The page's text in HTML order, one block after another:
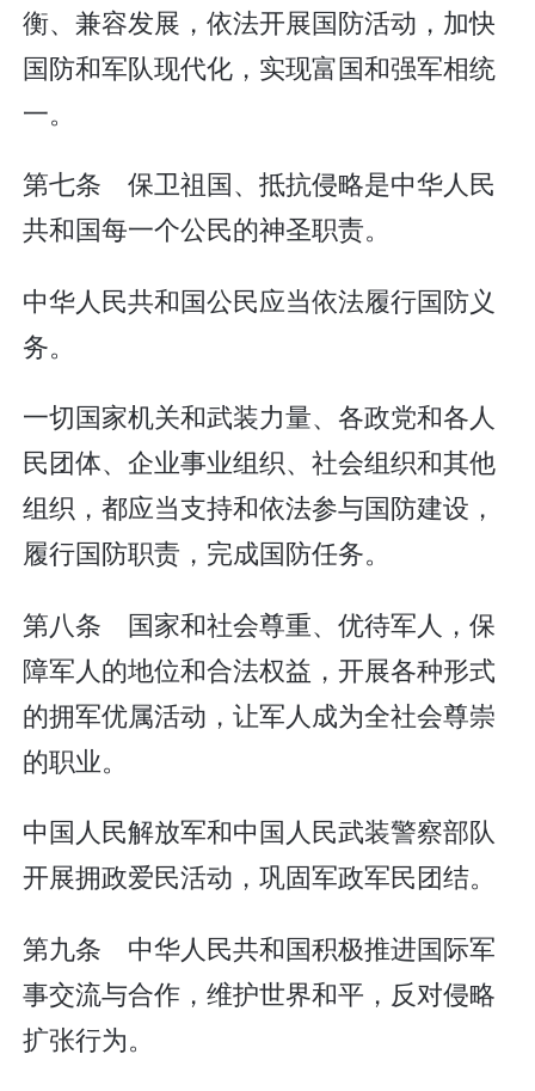
衡、兼容发展，依法开展国防活动，加快
国防和军队现代化，实现富国和强军相统
一。
第七条 保卫祖国、抵抗侵略是中华人民
共和国每一个公民的神圣职责。
中华人民共和国公民应当依法履行国防义
务。
一切国家机关和武装力量、各政党和各人
民团体、企业事业组织、社会组织和其他
组织，都应当支持和依法参与国防建设，
履行国防职责，完成国防任务。
第八条 国家和社会尊重、优待军人，保
障军人的地位和合法权益，开展各种形式
的拥军优属活动，让军人成为全社会尊崇
的职业。
中国人民解放军和中国人民武装警察部队
开展拥政爱民活动，巩固军政军民团结。
第九条 中华人民共和国积极推进国际军
事交流与合作，维护世界和平，反对侵略
扩张行为。